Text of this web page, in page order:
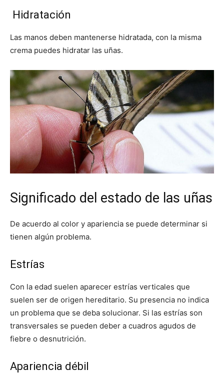
Hidratación
Las manos deben mantenerse hidratada, con la misma
crema puedes hidratar las uñas.
Significado del estado de las uñas
De acuerdo al color y apariencia se puede determinar si
tienen algún problema.
Estrías
Con la edad suelen aparecer estrías verticales que
suelen ser de origen hereditario. Su presencia no indica
un problema que se deba solucionar. Si las estrías son
transversales se pueden deber a cuadros agudos de
fiebre o desnutrición.
Apariencia débil